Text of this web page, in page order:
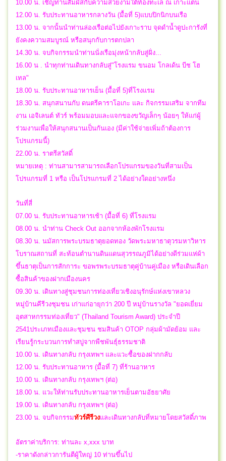
10.00 น. เชิญท่านสัมผัสกับความสวยงามใต้ท้องทะเล ณ เกาะแตน
12.00 น. รับประทานอาหารกลางวัน (มื้อที่ 5)แบบปิกนิกบนเรือ
13.00 น. จากนั้นนำท่านล่องเรือต่อไปยังเกาะราบ จุดดำน้ำดูปะการังที่
ยังคงความสมบูรณ์ หรือสนุกกับการตกปลา
14.30 น. จบกิจกรรมนำท่านนั่งเรือมุ่งหน้ากลับสู่ฝั่ง...
16.00 น . นำทุกท่านเดินทางกลับสู่"โรงแรม ขนอม โกลเด้น บีช โฮ
เทล"
18.00 น. รับประทานอาหารเย็น (มื้อที่ 5)ที่โรงแรม
18.30 น. สนุกสนานกับ ดนตรีคาราโอเกะ และ กิจกรรมเสริม จากทีม
งาน เอจิเลนต์ ทัวร์ พร้อมมอบและแจกของขวัญเล็กๆ น้อยๆ ให้แก่ผู้
ร่วมงานเพื่อให้สนุกสนานเป็นกันเอง (มีค่าใช้จ่ายเพิ่มถ้าต้องการ
โปรแกรมนี้)
22.00 น. ราตรีสวัสดิ์
หมายเหตุ : ท่านสามารสามารถเลือกโปรแกรมของวันที่สามเป็น
โปรแกรมที่ 1 หรือ เป็นโปรแกรมที่ 2 ได้อย่างใดอย่างหนึ่ง
วันที่สี่
07.00 น. รับประทานอาหารเช้า (มื้อที่ 6) ที่โรงแรม
08.00 น. นำท่าน Check Out ออกจากห้องพักโรงแรม
08.30 น. นมัสการพระบรมธาตุยอดทอง วัดพระมหาธาตุวรมหาวิหาร
โบราณสถานที่ สะท้อนตำนานดินแดนสุวรรณภูมิได้อย่างดีร่วมแห่ผ้า
ขึ้นธาตุเป็นการสักการะ ขอพรพระบรมธาตุคู่บ้านคู่เมือง หรือเดินเลือก
ซื้อสินค้าของฝากเมืองนคร
09.30 น. เดินทางสู่ชุมชนการท่องเที่ยวเชิงอนุรักษ์แห่งเขาหลวง
หมู่บ้านคีรีวงชุมชน เก่าแก่อายุกว่า 200 ปี หมู่บ้านรางวัล "ยอดเยี่ยม
อุตสาหกรรมท่องเที่ยว" (Thailand Tourism Award) ประจำปี
2541ประเภทเมืองและชุมชน ชมสินค้า OTOP กลุ่มผ้ามัดย้อม และ
เรียนรู้กระบวนการทำสบู่จากพืชพันธุ์ธรรมชาติ
10.00 น. เดินทางกลับ กรุงเทพฯ และแวะซื้อของฝากกลับ
12.00 น. รับประทานอาหาร (มื้อที่ 7) ที่ร้านอาหาร
10.00 น. เดินทางกลับ กรุงเทพฯ (ต่อ)
18.00 น. แวะให้ท่านรับประทานอาหารเย็นตามอัธยาศัย
19.00 น. เดินทางกลับ กรุงเทพฯ (ต่อ)
23.00 น. จบกิจกรรมทัวร์ศีรีวงและเดินทางกลับที่หมายโดยสวัสดิ์ภาพ
อัตราค่าบริการ: ท่านละ x,xxx บาท
-ราคาดังกล่าวการันตีผู้ใหญ่ 10 ท่านขึ้นไป